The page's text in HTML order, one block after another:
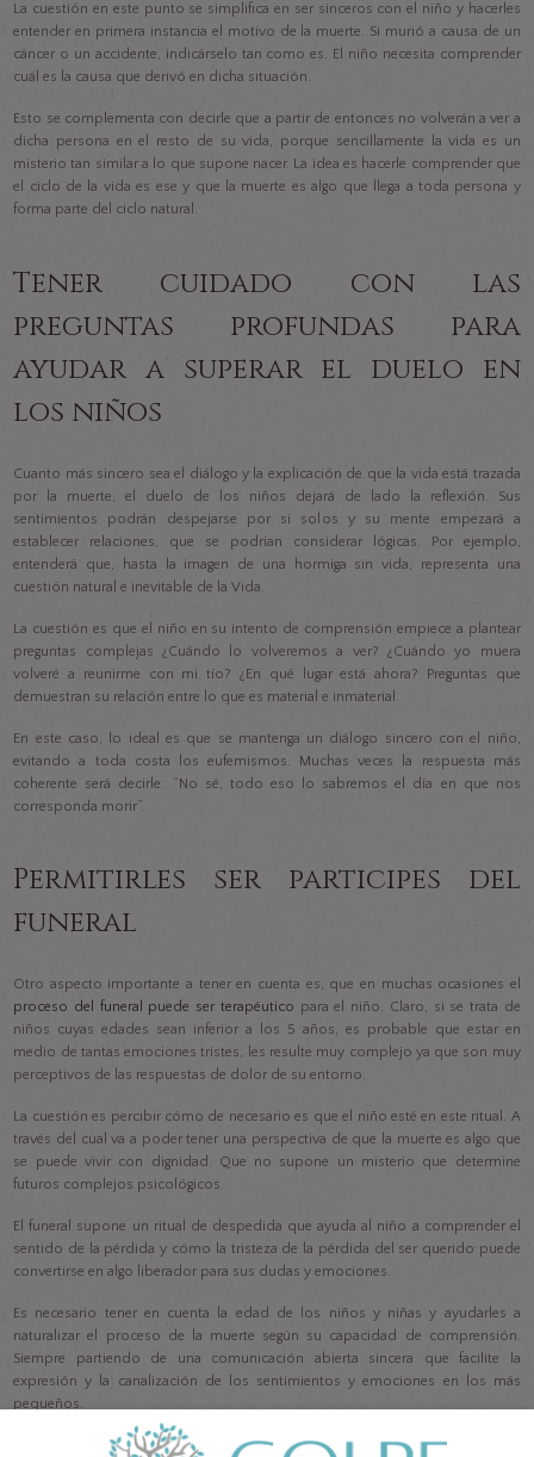
La cuestión en este punto se simplifica en ser sinceros con el niño y hacerles
entender en primera instancia el motivo de la muerte. Si murió a causa de un
cáncer o un accidente, indicárselo tan como es. El niño necesita comprender
cuál es la causa que derivó en dicha situación.
Esto se complementa con decirle que a partir de entonces no volverán a ver a
dicha persona en el resto de su vida, porque sencillamente la vida es un
misterio tan similar a lo que supone nacer. La idea es hacerle comprender que
el ciclo de la vida es ese y que la muerte es algo que llega a toda persona y
forma parte del ciclo natural.
Tener cuidado con las
preguntas profundas para
ayudar a superar el duelo en
los niños
Cuanto más sincero sea el diálogo y la explicación de que la vida está trazada
por la muerte, el duelo de los niños dejará de lado la reflexión. Sus
sentimientos podrán despejarse por sí solos y su mente empezará a
establecer relaciones, que se podrían considerar lógicas. Por ejemplo,
entenderá que, hasta la imagen de una hormiga sin vida, representa una
cuestión natural e inevitable de la Vida.
La cuestión es que el niño en su intento de comprensión empiece a plantear
preguntas complejas ¿Cuándo lo volveremos a ver? ¿Cuándo yo muera
volveré a reunirme con mi tío? ¿En qué lugar está ahora? Preguntas que
demuestran su relación entre lo que es material e inmaterial.
En este caso, lo ideal es que se mantenga un diálogo sincero con el niño,
evitando a toda costa los eufemismos. Muchas veces la respuesta más
coherente será decirle: “No sé, todo eso lo sabremos el día en que nos
corresponda morir”.
Permitirles ser participes del
funeral
Otro aspecto importante a tener en cuenta es, que en muchas ocasiones el
proceso del funeral puede ser terapéutico para el niño. Claro, si se trata de
niños cuyas edades sean inferior a los 5 años, es probable que estar en
medio de tantas emociones tristes, les resulte muy complejo ya que son muy
perceptivos de las respuestas de dolor de su entorno.
La cuestión es percibir cómo de necesario es que el niño esté en este ritual. A
través del cual va a poder tener una perspectiva de que la muerte es algo que
se puede vivir con dignidad. Que no supone un misterio que determine
futuros complejos psicológicos.
El funeral supone un ritual de despedida que ayuda al niño a comprender el
sentido de la pérdida y cómo la tristeza de la pérdida del ser querido puede
convertirse en algo liberador para sus dudas y emociones.
Es necesario tener en cuenta la edad de los niños y niñas y ayudarles a
naturalizar el proceso de la muerte según su capacidad de comprensión.
Siempre partiendo de una comunicación abierta sincera que facilite la
expresión y la canalización de los sentimientos y emociones en los más
pequeños.